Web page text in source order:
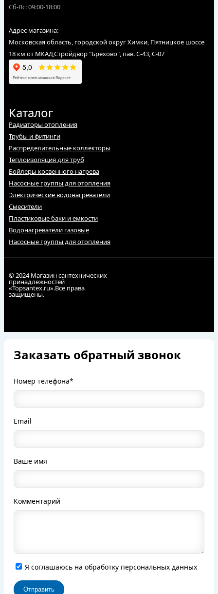
Сб-Вс: 09:00-18:00
Адрес магазина:
Московская область, городской округ Химки, Пятницкое шоссе
18 км от МКАД,Стройдвор "Брехово", пав. С-43, С-07
Каталог
Радиаторы отопления
Трубы и фитинги
Распределительные коллекторы
Теплоизоляция для труб
Бойлеры косвенного нагрева
Насосные группы для отопления
Электрические водонагреватели
Смесители
Пластиковые баки и емкости
Водонагреватели газовые
Насосные группы для отопления
© 2024 Магазин сантехнических
принадлежностей
«Topsantex.ru».Все права
защищены.
Заказать обратный звонок
Номер телефона*
Email
Ваше имя
Комментарий
Я соглашаюсь на обработку персональных данных